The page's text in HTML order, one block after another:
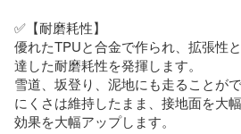
✅【耐磨耗性】
優れたTPUと合金で作られ、拡張性
達した耐磨耗性を発揮します。
雪道、坂登り、泥地にも走ることが
にくさは維持したまま、接地面を大
効果を大幅アップします。